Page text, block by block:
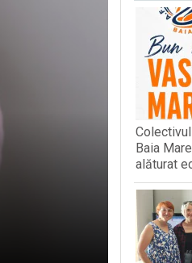
printr-o întâmplare
folk din Baia Mare, o
jos la Roma
Baia
alăturat